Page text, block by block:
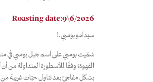
Roasting date:9\6/2026
سيدامو بومبي.!
سُمّيت بومبي على اسم جبل بومبي في
القهوة؛ وفقًا للأسطورة المتداولة
بشكلٍ مفاجئ بعد تناول حبّات غريبة من